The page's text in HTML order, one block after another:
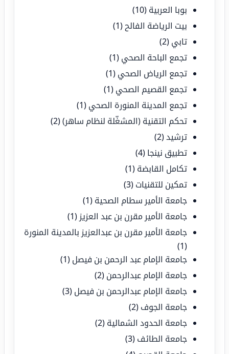
بوبا العربية (10)
بيت الرياضة الفالح (1)
تابي (2)
تجمع الباحة الصحي (1)
تجمع الرياض الصحي (1)
تجمع القصيم الصحي (1)
تجمع المدينة المنورة الصحي (1)
تحكم التقنية (المشغّلة لنظام ساهر)(2)
ترشيد(2)
تطبيق نينجا (4)
تكامل القابضة (1)
تمكين للتقنيات (3)
جامعة الأمير سطام الصحية (1)
جامعة الأمير مقرن بن عبد العزيز (1)
جامعة الأمير مقرن بن عبدالعزيز بالمدينة المنورة
(1)
جامعة الإمام عبد الرحمن بن فيصل (1)
جامعة الإمام عبدالرحمن (2)
جامعة الإمام عبدالرحمن بن فيصل (3)
جامعة الجوف (2)
جامعة الحدود الشمالية (2)
جامعة الطائف (3)